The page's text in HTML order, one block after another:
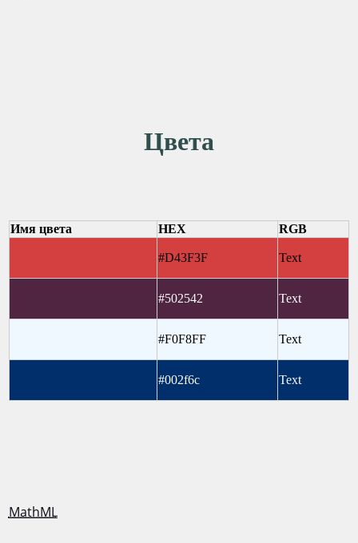
Цвета
Имя цвета HEX RGB
#D43F3F Text
#502542 Text
#F0F8FF Text
#002f6c Text
MathML